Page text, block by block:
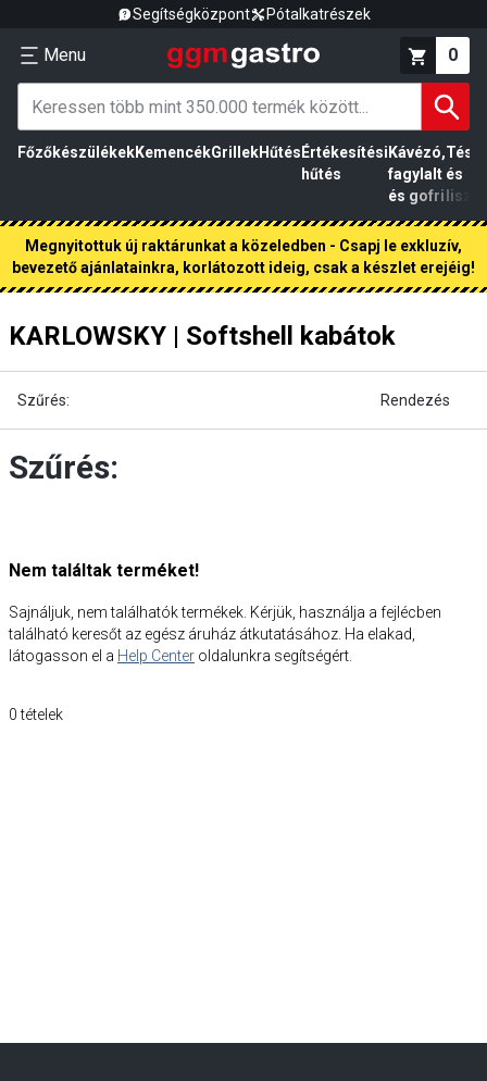
Segítségközpont Pótalkatrészek
Menu 0
FőzőkészülékekKemencékGrillekHűtés Értékesítési
hűtés
Kávézó,
fagylalt
és gofri
és
liszt
Megnyitottuk új raktárunkat a közeledben - Csapj le exkluzív,
bevezető ajánlatainkra, korlátozott ideig, csak a készlet erejéig!
KARLOWSKY | Softshell kabátok
Szűrés: Rendezés
Szűrés:
Nem találtak terméket!
Sajnáljuk, nem találhatók termékek. Kérjük, használja a fejlécben
található keresőt az egész áruház átkutatásához. Ha elakad,
látogasson el a Help Center oldalunkra segítségért.
0 tételek